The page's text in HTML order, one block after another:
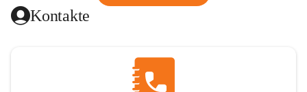
Kontakte